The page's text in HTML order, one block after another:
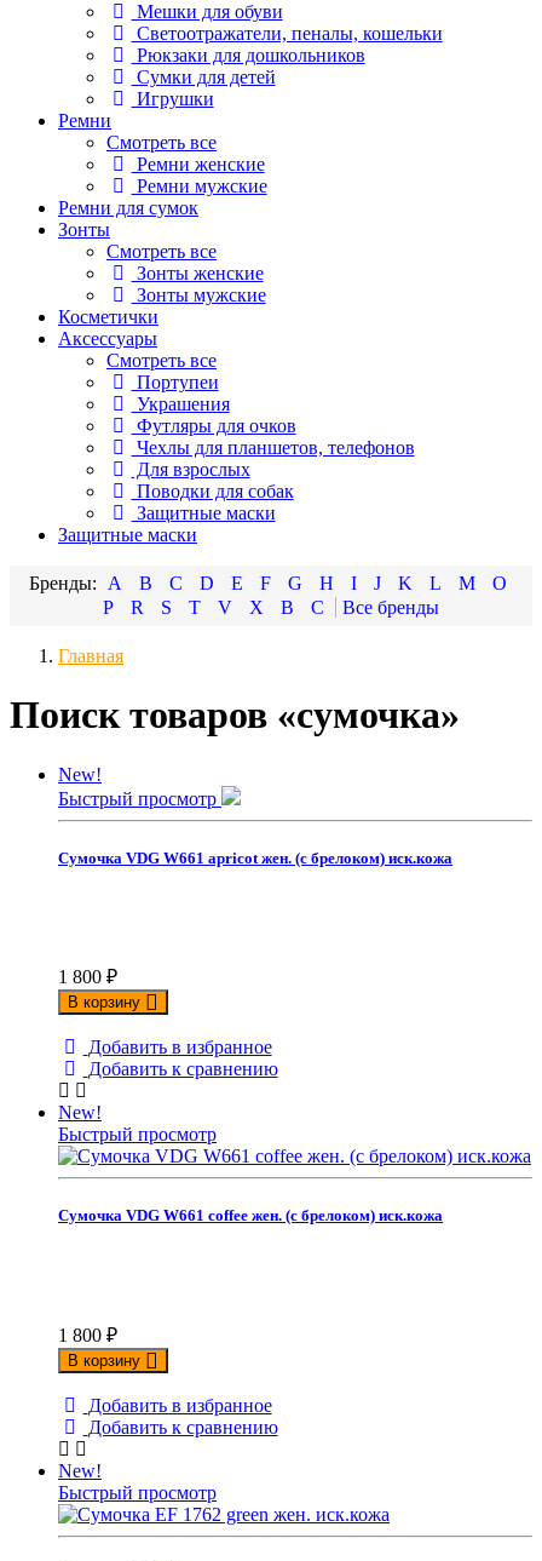
Мешки для обуви
Светоотражатели, пеналы, кошельки
Рюкзаки для дошкольников
Сумки для детей
Игрушки
Ремни
Смотреть все
Ремни женские
Ремни мужские
Ремни для сумок
Зонты
Смотреть все
Зонты женские
Зонты мужские
Косметички
Аксессуары
Смотреть все
Портупеи
Украшения
Футляры для очков
Чехлы для планшетов, телефонов
Для взрослых
Поводки для собак
Защитные маски
Защитные маски
A B C D E F G H I J K L M
O
P
R S T V X В С
Главная
Поиск товаров «сумочка»
New!
Быстрый просмотр
Сумочка VDG W661 apricot жен. (с брелоком) иск.кожа
1 800 ₽
В корзину
Добавить в избранное
Добавить к сравнению
New!
Быстрый просмотр
Сумочка VDG W661 coffee жен. (с брелоком) иск.кожа
1 800 ₽
В корзину
Добавить в избранное
Добавить к сравнению
New!
Быстрый просмотр